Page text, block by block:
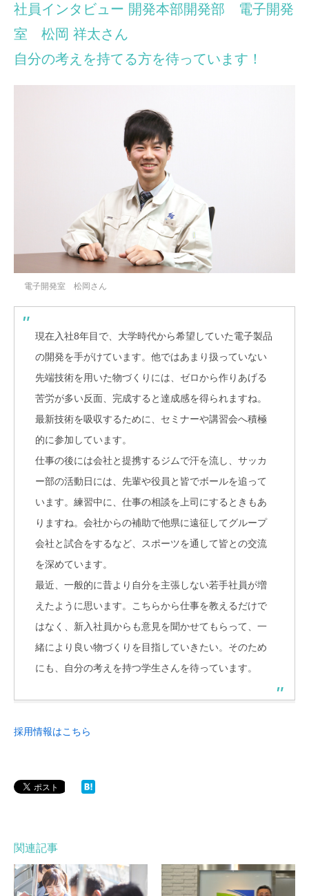
社員インタビュー 開発本部開発部 電子開発
室 松岡 祥太さん
自分の考えを持てる方を待っています！
電子開発室 松岡さん
現在入社8年目で、大学時代から希望していた電子製品
の開発を手がけています。他ではあまり扱っていない
先端技術を用いた物づくりには、ゼロから作りあげる
苦労が多い反面、完成すると達成感を得られますね。
最新技術を吸収するために、セミナーや講習会へ積極
的に参加しています。
仕事の後には会社と提携するジムで汗を流し、サッカ
ー部の活動日には、先輩や役員と皆でボールを追って
います。練習中に、仕事の相談を上司にするときもあ
りますね。会社からの補助で他県に遠征してグループ
会社と試合をするなど、スポーツを通して皆との交流
を深めています。
最近、一般的に昔より自分を主張しない若手社員が増
えたように思います。こちらから仕事を教えるだけで
はなく、新入社員からも意見を聞かせてもらって、一
緒により良い物づくりを目指していきたい。そのため
にも、自分の考えを持つ学生さんを待っています。
採用情報はこちら
関連記事